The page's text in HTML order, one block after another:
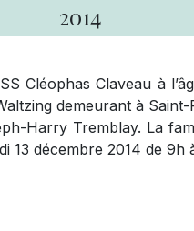
2014
Cléophas Claveau à
demeurant à Saint-
Harry Tremblay. La
13 décembre 2014 de 9h